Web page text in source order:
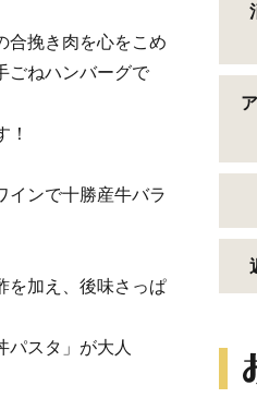
合挽き肉を心をこめ
ごねハンバーグで
！
インで十勝産牛バラ
を加え、後味さっぱ
パスタ」が大人